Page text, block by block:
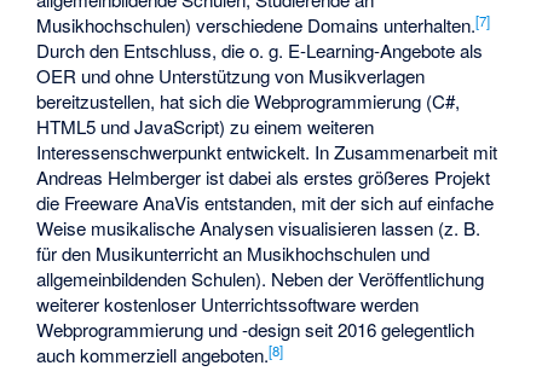
Musikhochschulen) verschiedene Domains unterhalten.[7]
Durch den Entschluss, die o. g. E-Learning-Angebote als
OER und ohne Unterstützung von Musikverlagen
bereitzustellen, hat sich die Webprogrammierung (C#,
HTML5 und JavaScript) zu einem weiteren
Interessenschwerpunkt entwickelt. In Zusammenarbeit mit
Andreas Helmberger ist dabei als erstes größeres Projekt
die Freeware AnaVis entstanden, mit der sich auf einfache
Weise musikalische Analysen visualisieren lassen (z. B.
für den Musikunterricht an Musikhochschulen und
allgemeinbildenden Schulen). Neben der Veröffentlichung
weiterer kostenloser Unterrichtssoftware werden
Webprogrammierung und -design seit 2016 gelegentlich
auch kommerziell angeboten.[8]